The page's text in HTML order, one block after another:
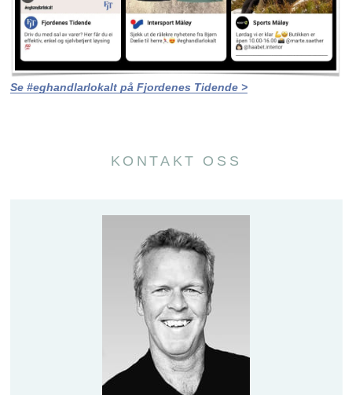
Se #eghandlarlokalt på Fjordenes Tidende >
KONTAKT OSS